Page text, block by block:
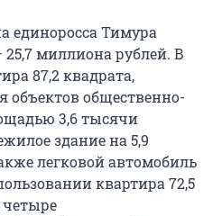
единоросса Тимура
25,7 миллиона рублей. В
87,2 квадрата,
объектов общественно-
3,6 тысячи
здание на 5,9
легковой автомобиль
квартира 72,5
четыре